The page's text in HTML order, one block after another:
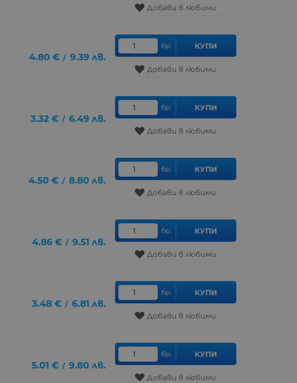
Добави в любими
4.80 € / 9.39 лв.
бр. КУПИ
Добави в любими
3.32 € / 6.49 лв.
бр. КУПИ
Добави в любими
4.50 € / 8.80 лв.
бр. КУПИ
Добави в любими
4.86 € / 9.51 лв.
бр. КУПИ
Добави в любими
3.48 € / 6.81 лв.
бр. КУПИ
Добави в любими
5.01 € / 9.80 лв.
бр. КУПИ
Добави в любими